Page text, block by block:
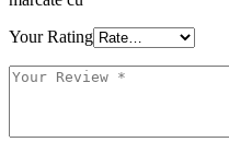
Your Rating